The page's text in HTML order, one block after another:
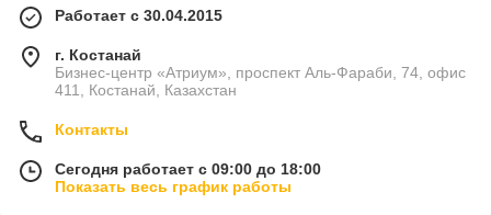
Работает с 30.04.2015
г. Костанай
Бизнес-центр «Атриум», проспект Аль-Фараби, 74, офис
411, Костанай, Казахстан
Контакты
Сегодня работает с 09:00 до 18:00
Показать весь график работы